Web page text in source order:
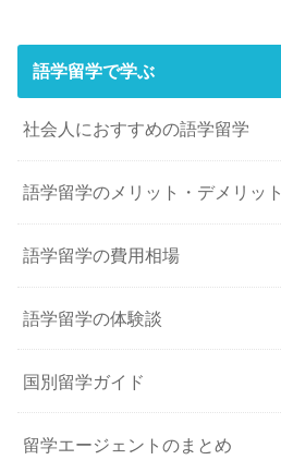
語学留学で学ぶ
社会人におすすめの語学留学
語学留学のメリット・デメリット
語学留学の費用相場
語学留学の体験談
国別留学ガイド
留学エージェントのまとめ